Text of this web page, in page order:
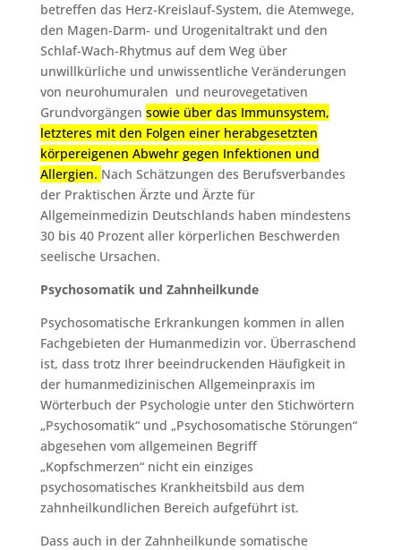
betreffen das Herz-Kreislauf-System, die Atemwege,
den Magen-Darm- und Urogenitaltrakt und den
Schlaf-Wach-Rhytmus auf dem Weg über
unwillkürliche und unwissentliche Veränderungen
von neurohumuralen und neurovegetativen
Grundvorgängen sowie über das Immunsystem,
letzteres mit den Folgen einer herabgesetzten
körpereigenen Abwehr gegen Infektionen und
Allergien. Nach Schätzungen des Berufsverbandes
der Praktischen Ärzte und Ärzte für
Allgemeinmedizin Deutschlands haben mindestens
30 bis 40 Prozent aller körperlichen Beschwerden
seelische Ursachen.
Psychosomatik und Zahnheilkunde
Psychosomatische Erkrankungen kommen in allen
Fachgebieten der Humanmedizin vor. Überraschend
ist, dass trotz Ihrer beeindruckenden Häufigkeit in
der humanmedizinischen Allgemeinpraxis im
Wörterbuch der Psychologie unter den Stichwörtern
„Psychosomatik“ und „Psychosomatische Störungen“
abgesehen vom allgemeinen Begriff
„Kopfschmerzen“ nicht ein einziges
psychosomatisches Krankheitsbild aus dem
zahnheilkundlichen Bereich aufgeführt ist.
Dass auch in der Zahnheilkunde somatische